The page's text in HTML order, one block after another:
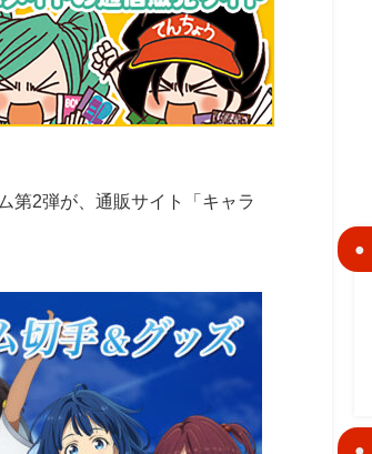
第2弾が、通販サイト「キャラ